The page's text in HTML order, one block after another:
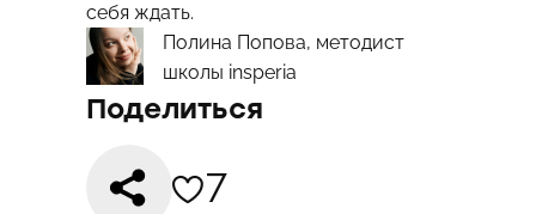
себя ждать.
Полина Попова, методист
школы insperia
Поделиться
7